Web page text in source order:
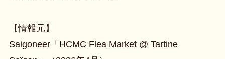
【情報元】
Saigoneer「HCMC Flea Market @ Tartine